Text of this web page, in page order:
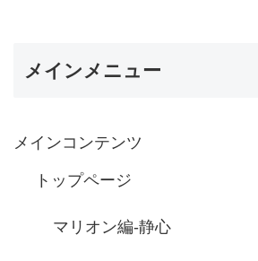
メインメニュー
メインコンテンツ
トップページ
マリオン編-静心